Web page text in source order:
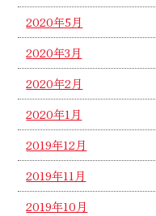
2020年5月
2020年3月
2020年2月
2020年1月
2019年12月
2019年11月
2019年10月